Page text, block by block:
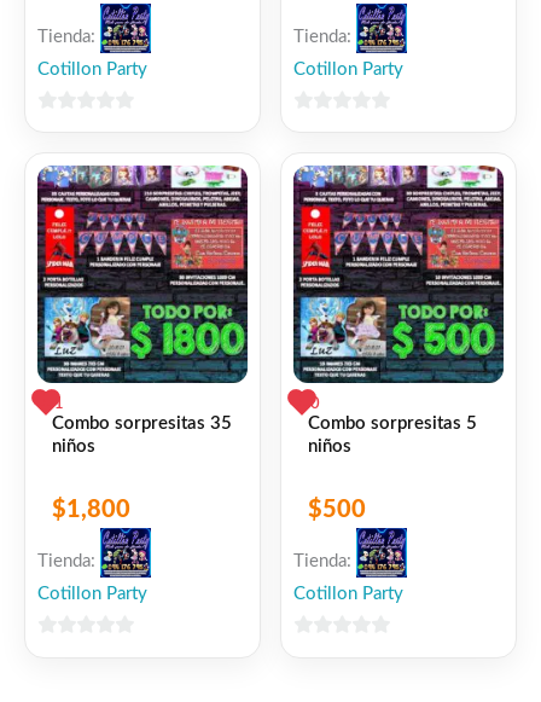
Tienda:
Cotillon Party
5
Tienda:
Cotillon Party
5
1
Combo sorpresitas 35
niños
$1,800
Tienda:
Cotillon Party
0
Combo sorpresitas 5
niños
$500
Tienda:
Cotillon Party